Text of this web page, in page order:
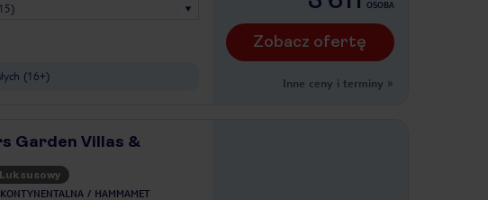
(16+)
OSOBA
Zobacz ofertę
Inne ceny i terminy »
Garden Villas &
Luksusowy
HAMMAMET